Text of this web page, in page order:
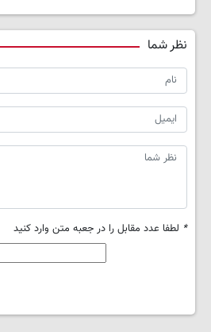
نظر شما
* لطفا عدد مقابل را در جعبه متن وارد کنید